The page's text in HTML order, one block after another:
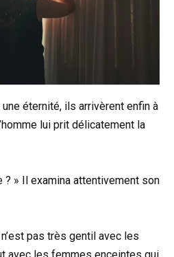
éternité, ils arrivèrent enfin à
lui prit délicatement la
? » Il examina attentivement son
pas très gentil avec les